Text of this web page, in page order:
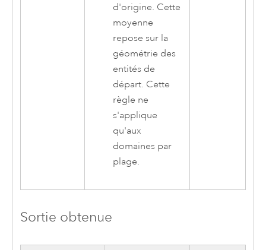
d'origine. Cette
moyenne
repose sur la
géométrie des
entités de
départ. Cette
règle ne
s'applique
qu'aux
domaines par
plage.
Sortie obtenue